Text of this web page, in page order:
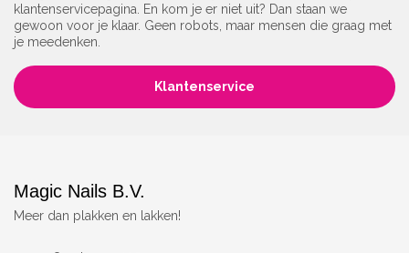
klantenservicepagina. En kom je er niet uit? Dan staan we
gewoon voor je klaar. Geen robots, maar mensen die graag met
je meedenken.
Klantenservice
Magic Nails B.V.
Meer dan plakken en lakken!